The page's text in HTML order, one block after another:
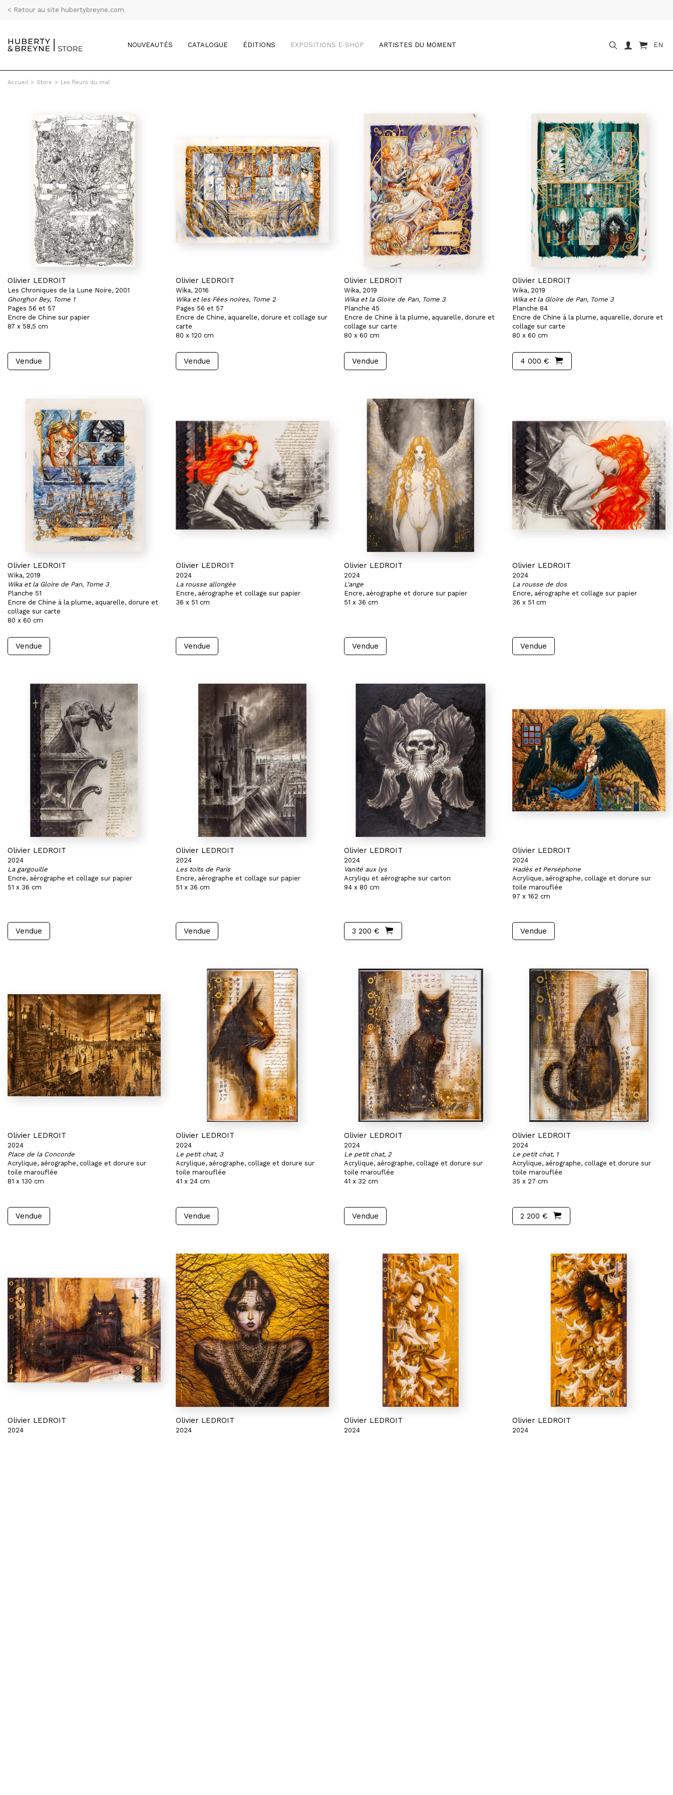
< Retour au site hubertybreyne.com
NOUVEAUTÉS CATALOGUE ÉDITIONS EXPOSITIONS E-SHOP ARTISTES DU MOMENT EN
Accueil > Store > Les fleurs du mal
Olivier LEDROIT
Les Chroniques de la Lune Noire, 2001
Ghorghor Bey, Tome 1
Pages 56 et 57
Encre de Chine sur papier
87 x 58,5 cm
Vendue
Olivier LEDROIT
Wika, 2016
Wika et les Fées noires, Tome 2
Pages 56 et 57
Encre de Chine, aquarelle, dorure et collage sur
carte
80 x 120 cm
Vendue
Olivier LEDROIT
Wika, 2019
Wika et la Gloire de Pan, Tome 3
Planche 45
Encre de Chine à la plume, aquarelle, dorure et
collage sur carte
80 x 60 cm
Vendue
Olivier LEDROIT
Wika, 2019
Wika et la Gloire de Pan, Tome 3
Planche 84
Encre de Chine à la plume, aquarelle, dorure et
collage sur carte
80 x 60 cm
4 000 €
Olivier LEDROIT
Wika, 2019
Wika et la Gloire de Pan, Tome 3
Planche 51
Encre de Chine à la plume, aquarelle, dorure et
collage sur carte
80 x 60 cm
Vendue
Olivier LEDROIT
2024
La rousse allongée
Encre, aérographe et collage sur papier
36 x 51 cm
Vendue
Olivier LEDROIT
2024
L'ange
Encre, aérographe et dorure sur papier
51 x 36 cm
Vendue
Olivier LEDROIT
2024
La rousse de dos
Encre, aérographe et collage sur papier
36 x 51 cm
Vendue
Olivier LEDROIT
2024
La gargouille
Encre, aérographe et collage sur papier
51 x 36 cm
Vendue
Olivier LEDROIT
2024
Les toits de Paris
Encre, aérographe et collage sur papier
51 x 36 cm
Vendue
Olivier LEDROIT
2024
Vanité aux lys
Acryliqu et aérographe sur carton
94 x 80 cm
3 200 €
Olivier LEDROIT
2024
Hadès et Perséphone
Acrylique, aérographe, collage et dorure sur
toile marouflée
97 x 162 cm
Vendue
Olivier LEDROIT
2024
Place de la Concorde
Acrylique, aérographe, collage et dorure sur
toile marouflée
81 x 130 cm
Vendue
Olivier LEDROIT
2024
Le petit chat, 3
Acrylique, aérographe, collage et dorure sur
toile marouflée
41 x 24 cm
Vendue
Olivier LEDROIT
2024
Le petit chat, 2
Acrylique, aérographe, collage et dorure sur
toile marouflée
41 x 32 cm
Vendue
Olivier LEDROIT
2024
Le petit chat, 1
Acrylique, aérographe, collage et dorure sur
toile marouflée
35 x 27 cm
2 200 €
Olivier LEDROIT
2024
Olivier LEDROIT
2024
Olivier LEDROIT
2024
Olivier LEDROIT
2024